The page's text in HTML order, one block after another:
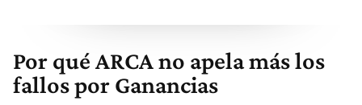
Por qué ARCA no apela más los
fallos por Ganancias